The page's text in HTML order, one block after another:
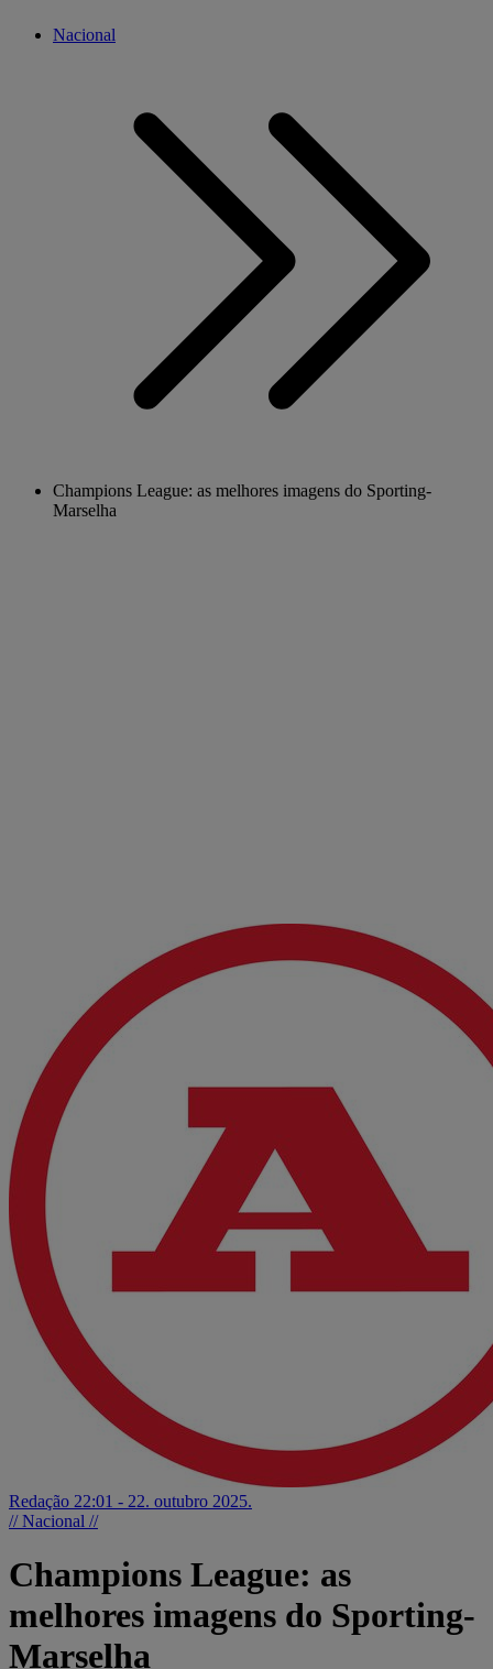
Nacional
Champions League: as melhores imagens do Sporting-
Marselha
Redação 22:01 - 22. outubro 2025.
// Nacional //
Champions League: as
melhores imagens do Sporting-
Marselha